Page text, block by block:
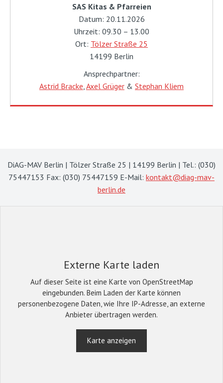
SAS Kitas & Pfarreien
Datum: 20.11.2026
Uhrzeit: 09.30 – 13.00
Ort: Tölzer Straße 25
14199 Berlin
Ansprechpartner:
Astrid Bracke,Axel Grüger & Stephan Kliem
DiAG-MAV Berlin | Tölzer Straße 25 | 14199 Berlin | Tel.: (030)
75447153 Fax: (030) 75447159 E-Mail: kontakt@diag-mav-
berlin.de
Externe Karte laden
Auf dieser Seite ist eine Karte von OpenStreetMap
eingebunden. Beim Laden der Karte können
personenbezogene Daten, wie Ihre IP-Adresse, an externe
Anbieter übertragen werden.
Karte anzeigen